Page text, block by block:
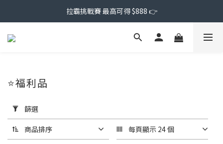
拉霸挑戰賽 最高可得 $888 👉
用
篩
選
(0/20)
⭐福利品
篩選
商品排序 每頁顯示 24 個